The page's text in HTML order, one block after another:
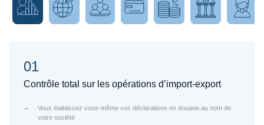
01
Contrôle total sur les opérations d’import-export
Vous établissez vous-même vos déclarations en douane au nom de
votre société